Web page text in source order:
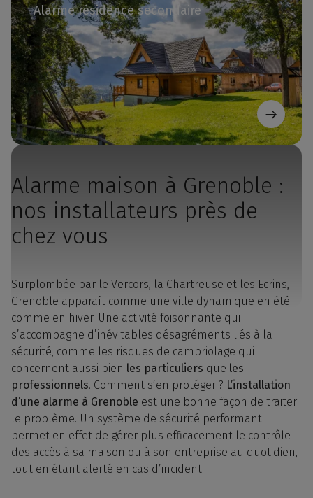
Alarme résidence secondaire
Alarme maison à Grenoble :
nos installateurs près de
chez vous
Surplombée par le Vercors, la Chartreuse et les Ecrins,
Grenoble apparaît comme une ville dynamique en été
comme en hiver. Une activité foisonnante qui
s’accompagne d’inévitables désagréments liés à la
sécurité, comme les risques de cambriolage qui
concernent aussi bien les particuliers que les
professionnels. Comment s’en protéger ? L’installation
d’une alarme à Grenoble est une bonne façon de traiter
le problème. Un système de sécurité performant
permet en effet de gérer plus efficacement le contrôle
des accès à sa maison ou à son entreprise au quotidien,
tout en étant alerté en cas d’incident.